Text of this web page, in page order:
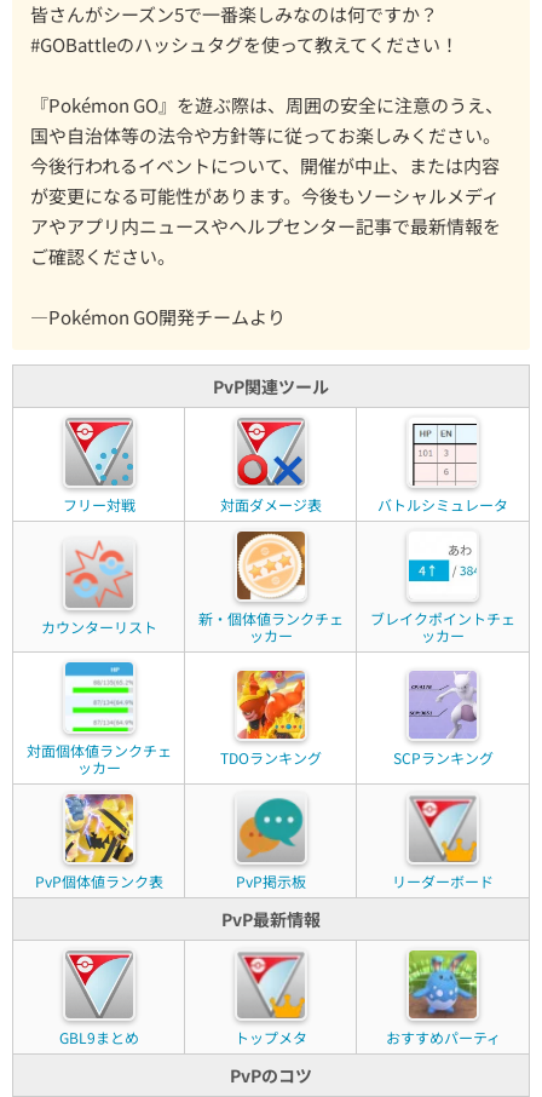
皆さんがシーズン5で一番楽しみなのは何ですか？
#GOBattleのハッシュタグを使って教えてください！
『Pokémon GO』を遊ぶ際は、周囲の安全に注意のうえ、
国や自治体等の法令や方針等に従ってお楽しみください。
今後行われるイベントについて、開催が中止、または内容
が変更になる可能性があります。今後もソーシャルメディ
アやアプリ内ニュースやヘルプセンター記事で最新情報を
ご確認ください。
—Pokémon GO開発チームより
PvP関連ツール
フリー対戦 対面ダメージ表 バトルシミュレータ
カウンターリスト
新・個体値ランクチェ
ッカー
ブレイクポイントチェ
ッカー
対面個体値ランクチェ
ッカー
TDOランキング SCPランキング
PvP個体値ランク表 PvP掲示板 リーダーボード
PvP最新情報
GBL9まとめ トップメタ おすすめパーティ
PvPのコツ